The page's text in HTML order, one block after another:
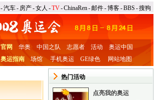
-汽车- 房产-女人 -TV-ChinaRen-邮件-博客-BBS -搜狗
官网 华奥 中国之队 志愿者 活动
奥运中国
奥运指南
场馆 手机奥运 GE绿色 网站地图
热门活动
点亮我的奥运